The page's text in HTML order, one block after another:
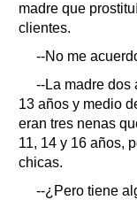
madre que
clientes.
--No me
--La madre dos
13 años y medio
eran tres nenas
11, 14 y 16 años,
chicas.
--¿Pero tiene